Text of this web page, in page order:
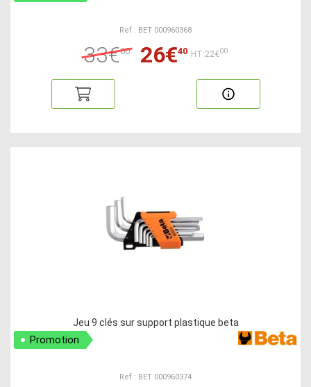
Ref : BET 000960368
33€00 26€40 HT:22€00
Jeu 9 clés sur support plastique beta
Promotion
Ref : BET 000960374